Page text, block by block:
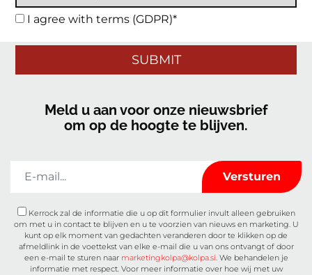
I agree with terms (GDPR)*
Meld u aan voor onze nieuwsbrief
om op de hoogte te blijven.
Kerrock zal de informatie die u op dit formulier invult alleen gebruiken
om met u in contact te blijven en u te voorzien van nieuws en marketing. U
kunt op elk moment van gedachten veranderen door te klikken op de
afmeldlink in de voettekst van elke e-mail die u van ons ontvangt of door
een e-mail te sturen naar marketingkolpa@kolpa.si . We behandelen je
informatie met respect. Voor meer informatie over hoe wij met uw